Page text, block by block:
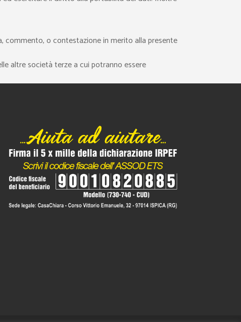
commento, o contestazione in merito alla presente
altre società terze a cui potranno essere